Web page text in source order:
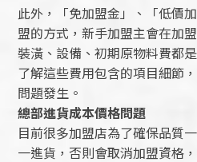
此外，「免加盟金」、「低價
盟的方式，新手加盟主會在加
裝潢、設備、初期原物料費都
了解這些費用包含的項目細節
問題發生。
總部進貨成本價格問題
目前很多加盟店為了確保品質
一進貨，否則會取消加盟資格